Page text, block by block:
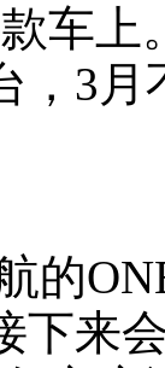
车
，3
的
下来